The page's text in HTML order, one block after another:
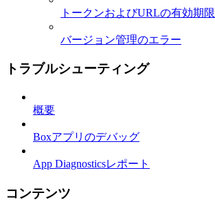
トークンおよびURLの有効期限
バージョン管理のエラー
トラブルシューティング
概要
Boxアプリのデバッグ
App Diagnosticsレポート
コンテンツ